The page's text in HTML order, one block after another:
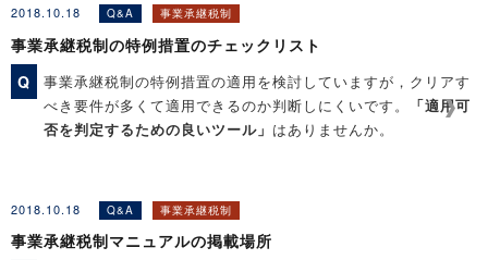
［関連コンテンツ］
◆Q&A解説「事業承継税制の適用を受けるには？ －手続き
ー」
◆Q&A解説「特例承継計画の提出先」
2018.10.18 Q&A 事業承継税制
事業承継税制の特例措置のチェックリスト
Q
事業承継税制の特例措置の適用を検討していますが，クリアす
べき要件が多くて適用できるのか判断しにくいです。
「適用可
否を判定するための良いツール」 はありませんか。
［関連コンテンツ］
◆Q&A解説「事業承継税制マニュアルの掲載場所」
◆Q&A解説「特例承継計画の提出先」
2018.10.18 Q&A 事業承継税制
事業承継税制マニュアルの掲載場所